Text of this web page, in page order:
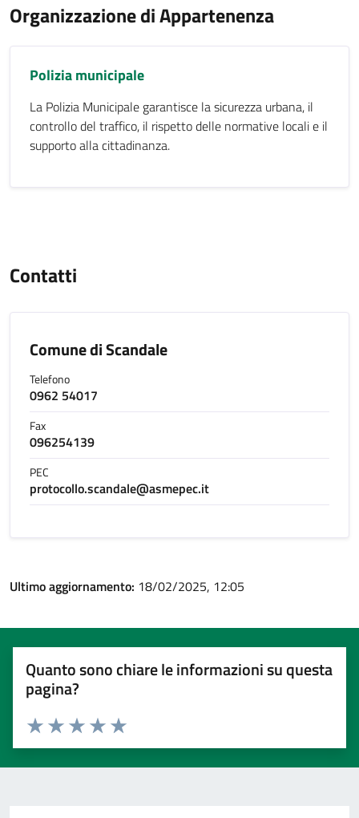
Organizzazione di Appartenenza
Polizia municipale
La Polizia Municipale garantisce la sicurezza urbana, il
controllo del traffico, il rispetto delle normative locali e il
supporto alla cittadinanza.
Contatti
Comune di Scandale
Telefono
0962 54017
Fax
096254139
PEC
protocollo.scandale@asmepec.it
Ultimo aggiornamento: 18/02/2025, 12:05
Quanto sono chiare le informazioni su questa
pagina?
Valuta 5 stelle su 5
Valuta 4 stelle su 5
Valuta 3 stelle su 5
Valuta 2 stelle su 5
Valuta 1 stelle su 5